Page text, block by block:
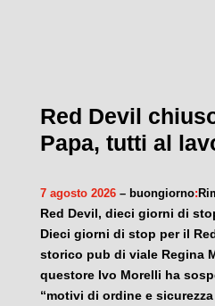
Red Devil
Papa, tutti al
7 agosto 2026– buongiorno:
Red Devil, dieci giorni di
Dieci giorni di stop per il
storico pub di viale Regina
questore Ivo Morelli ha
“motivi di ordine e